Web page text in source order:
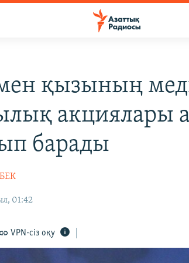
мен қызының
акциялары
барады
01:42
VPN-сіз оқу